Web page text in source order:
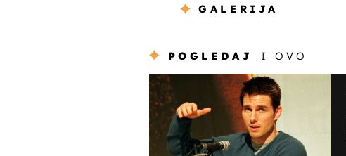
GALERIJA
POGLEDAJ I OVO